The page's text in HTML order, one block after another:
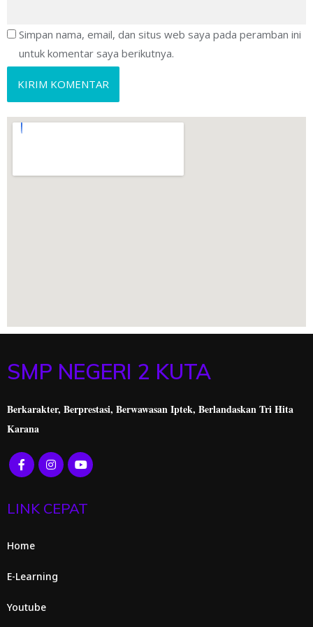
Simpan nama, email, dan situs web saya pada peramban ini
untuk komentar saya berikutnya.
SMP NEGERI 2 KUTA
Berkarakter, Berprestasi, Berwawasan Iptek, Berlandaskan Tri Hita
Karana
LINK CEPAT
Home
E-Learning
Youtube